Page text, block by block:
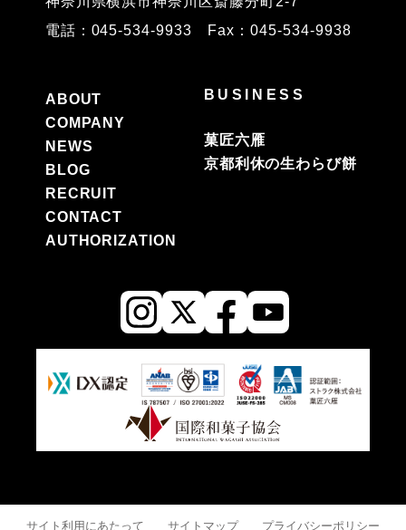
電話：045-534-9933 Fax：045-534-9938
ABOUT
COMPANY
NEWS
BLOG
RECRUIT
CONTACT
AUTHORIZATION
BUSINESS
菓匠六雁
京都利休の生わらび餅
サイト利用にあたって サイトマップ プライバシーポリシー